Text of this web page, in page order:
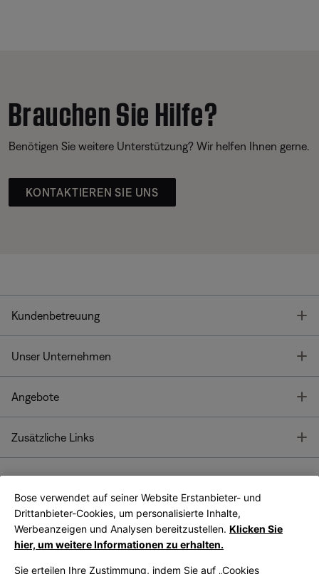
Brauchen Sie Hilfe?
Benötigen Sie weitere Unterstützung? Wir helfen Ihnen gerne.
KONTAKTIEREN SIE UNS
Kundenbetreuung
Unser Unternehmen
Angebote
Zusätzliche Links
Bose App
Bose Connect
App
Bose verwendet auf seiner Website Erstanbieter- und
Drittanbieter-Cookies, um personalisierte Inhalte,
Werbeanzeigen und Analysen bereitzustellen. Klicken Sie
hier, um weitere Informationen zu erhalten.
Sie erteilen Ihre Zustimmung, indem Sie auf „Cookies